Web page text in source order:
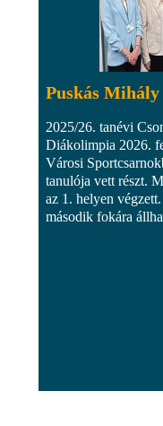
Puskás Mihály
2025/26. tanévi
Diákolimpia 2026.
Városi
tanulója vett részt.
az 1. helyen
második fokára